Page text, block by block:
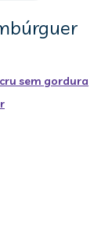
sem gordura